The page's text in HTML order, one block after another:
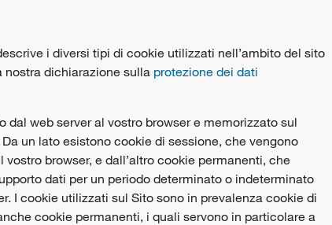
i diversi tipi di cookie utilizzati nell’ambito del sito
dichiarazione sulla protezione dei dati
dal web server al vostro browser e memorizzato sul
un lato esistono cookie di sessione, che vengono
browser, e dall’altro cookie permanenti, che
dati per un periodo determinato o indeterminato
I cookie utilizzati sul Sito sono in prevalenza cookie di
cookie permanenti, i quali servono in particolare a